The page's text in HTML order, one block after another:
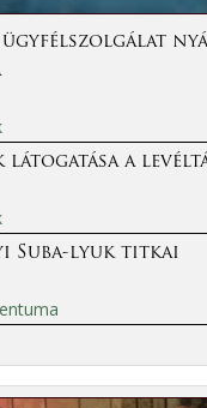
ügyfélszolgálat
látogatása a
Suba-lyuk titkai